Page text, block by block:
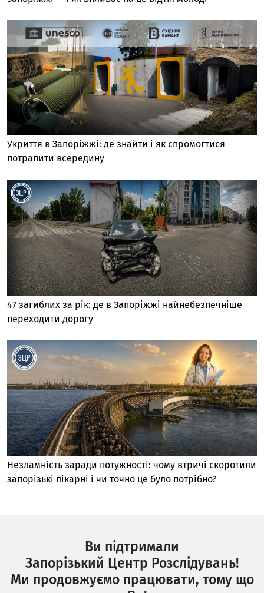
Укриття в Запоріжжі: де знайти і як спромогтися
потрапити всередину
47 загиблих за рік: де в Запоріжжі найнебезпечніше
переходити дорогу
Незламність заради потужності: чому втричі скоротили
запорізькі лікарні і чи точно це було потрібно?
Ви підтримали
Запорізький Центр Розслідувань!
Ми продовжуємо працювати, тому що